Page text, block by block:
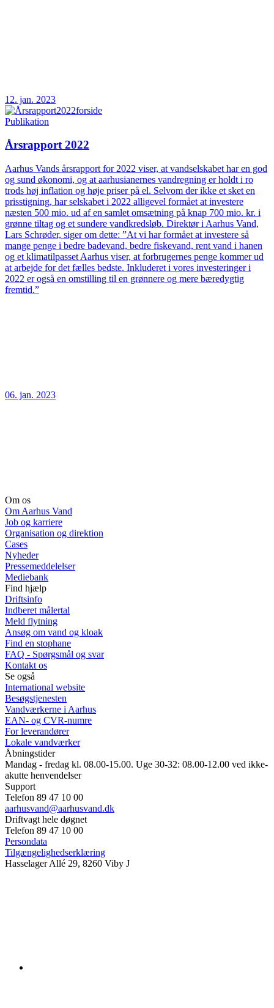
12. jan. 2023
Publikation
Årsrapport 2022
Aarhus Vands årsrapport for 2022 viser, at vandselskabet har en god
og sund økonomi, og at aarhusianernes vandregning er holdt i ro
trods høj inflation og høje priser på el. Selvom der ikke et sket en
prisstigning, har selskabet i 2022 alligevel formået at investere
næsten 500 mio. ud af en samlet omsætning på knap 700 mio. kr. i
grønne tiltag og et sundere vandkredsløb. Direktør i Aarhus Vand,
Lars Schrøder, siger om dette: ”At vi har formået at investere så
mange penge i bedre badevand, bedre fiskevand, rent vand i hanen
og et klimatilpasset Aarhus viser, at forbrugernes penge kommer ud
at arbejde for det fælles bedste. Inkluderet i vores investeringer i
2022 er også en omstilling til en grønnere og mere bæredygtig
fremtid.”
06. jan. 2023
Om os
Om Aarhus Vand
Job og karriere
Organisation og direktion
Cases
Nyheder
Pressemeddelelser
Mediebank
Find hjælp
Driftsinfo
Indberet målertal
Meld flytning
Ansøg om vand og kloak
Find en stophane
FAQ - Spørgsmål og svar
Kontakt os
Se også
International website
Besøgstjenesten
Vandværkerne i Aarhus
EAN- og CVR-numre
For leverandører
Lokale vandværker
Åbningstider
Mandag - fredag kl. 08.00-15.00. Uge 30-32: 08.00-12.00 ved ikke-
akutte henvendelser
Support
Telefon 89 47 10 00
aarhusvand@aarhusvand.dk
Driftvagt hele døgnet
Telefon 89 47 10 00
Persondata
Tilgængelighedserklæring
Hasselager Allé 29, 8260 Viby J